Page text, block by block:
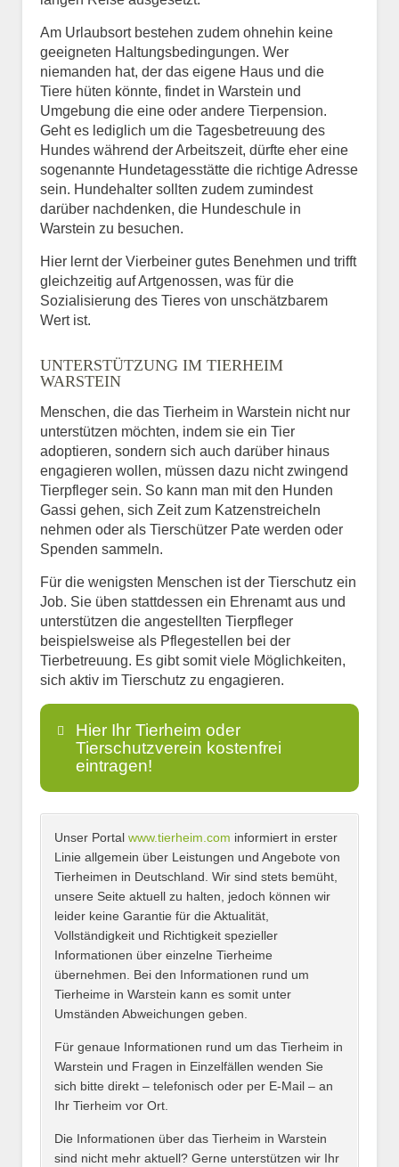
Am Urlaubsort bestehen zudem ohnehin keine
geeigneten Haltungsbedingungen. Wer
niemanden hat, der das eigene Haus und die
Tiere hüten könnte, findet in Warstein und
Umgebung die eine oder andere Tierpension.
Geht es lediglich um die Tagesbetreuung des
Hundes während der Arbeitszeit, dürfte eher eine
sogenannte Hundetagesstätte die richtige Adresse
sein. Hundehalter sollten zudem zumindest
darüber nachdenken, die Hundeschule in
Warstein zu besuchen.
Hier lernt der Vierbeiner gutes Benehmen und trifft
gleichzeitig auf Artgenossen, was für die
Sozialisierung des Tieres von unschätzbarem
Wert ist.
UNTERSTÜTZUNG IM TIERHEIM
WARSTEIN
Menschen, die das Tierheim in Warstein nicht nur
unterstützen möchten, indem sie ein Tier
adoptieren, sondern sich auch darüber hinaus
engagieren wollen, müssen dazu nicht zwingend
Tierpfleger sein. So kann man mit den Hunden
Gassi gehen, sich Zeit zum Katzenstreicheln
nehmen oder als Tierschützer Pate werden oder
Spenden sammeln.
Für die wenigsten Menschen ist der Tierschutz ein
Job. Sie üben stattdessen ein Ehrenamt aus und
unterstützen die angestellten Tierpfleger
beispielsweise als Pflegestellen bei der
Tierbetreuung. Es gibt somit viele Möglichkeiten,
sich aktiv im Tierschutz zu engagieren.
Hier Ihr Tierheim oder
Tierschutzverein kostenfrei
eintragen!
Name*
E-Mail*
Name des Tierheims*
Unser Portal www.tierheim.com informiert in erster
Linie allgemein über Leistungen und Angebote von
Tierheimen in Deutschland. Wir sind stets bemüht,
unsere Seite aktuell zu halten, jedoch können wir
leider keine Garantie für die Aktualität,
Vollständigkeit und Richtigkeit spezieller
Informationen über einzelne Tierheime
übernehmen. Bei den Informationen rund um
Tierheime in Warstein kann es somit unter
Umständen Abweichungen geben.
Für genaue Informationen rund um das Tierheim in
Warstein und Fragen in Einzelfällen wenden Sie
sich bitte direkt – telefonisch oder per E-Mail – an
Ihr Tierheim vor Ort.
Die Informationen über das Tierheim in Warstein
sind nicht mehr aktuell? Gerne unterstützen wir Ihr